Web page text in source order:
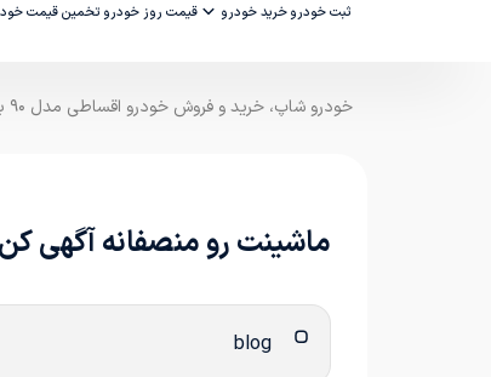
ثبت خودروخرید خودرو قیمت روز خودرو تخمین قیمت
خودرو شاپ، خرید و فروش خودرو اقساطی مدل ۹۰ به بالا با ضمانت کارشناسی
ماشینت رو منصفانه آگهی